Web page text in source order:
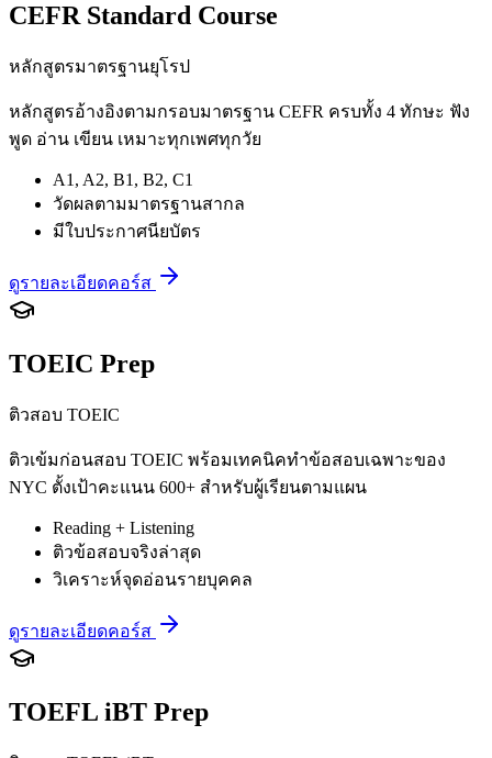
CEFR Standard Course
หลักสูตรมาตรฐานยุโรป
หลักสูตรอ้างอิงตามกรอบมาตรฐาน CEFR ครบทั้ง 4 ทักษะ ฟัง
พูด อ่าน เขียน เหมาะทุกเพศทุกวัย
A1, A2, B1, B2, C1
วัดผลตามมาตรฐานสากล
มีใบประกาศนียบัตร
ดูรายละเอียดคอร์ส
TOEIC Prep
ติวสอบ TOEIC
ติวเข้มก่อนสอบ TOEIC พร้อมเทคนิคทำข้อสอบเฉพาะของ
NYC ตั้งเป้าคะแนน 600+ สำหรับผู้เรียนตามแผน
Reading + Listening
ติวข้อสอบจริงล่าสุด
วิเคราะห์จุดอ่อนรายบุคคล
ดูรายละเอียดคอร์ส
TOEFL iBT Prep